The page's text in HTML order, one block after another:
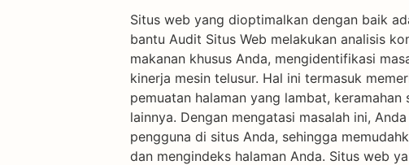
Situs web yang dioptimalkan dengan baik
bantu Audit Situs Web melakukan analisis
makanan khusus Anda, mengidentifikasi
kinerja mesin telusur. Hal ini termasuk
pemuatan halaman yang lambat,
lainnya. Dengan mengatasi masalah ini,
pengguna di situs Anda, sehingga
dan mengindeks halaman Anda. Situs web